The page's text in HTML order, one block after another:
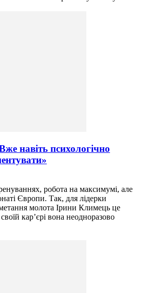
навіть психологічно
робота на максимумі, але
Європи. Так, для лідерки
молота Ірини Климець це
кар’єрі вона неодноразово